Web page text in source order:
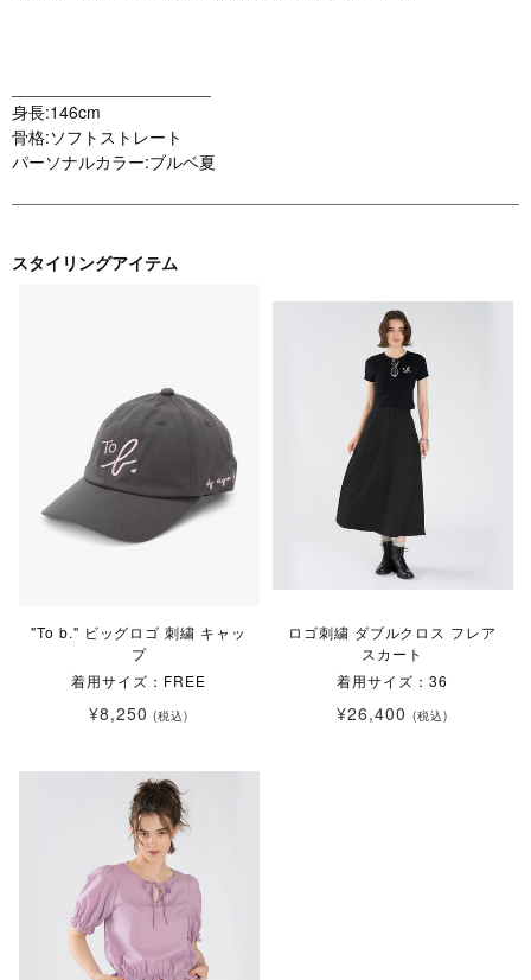
身長:146cm
骨格:ソフトストレート
パーソナルカラー:ブルベ夏
スタイリングアイテム
"To b." ビッグロゴ 刺繍 キャッ
プ
着用サイズ：FREE
¥8,250(税込)
ロゴ刺繍 ダブルクロス フレア
スカート
着用サイズ：36
¥26,400 (税込)